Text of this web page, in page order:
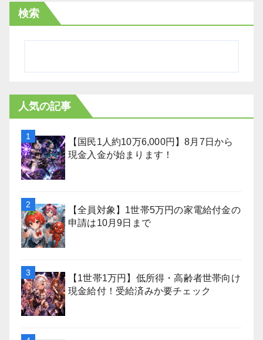
検索
人気の記事
【国民1人約10万6,000円】8月7日から
現金入金が始まります！
【全員対象】1世帯5万円の家電給付金の
申請は10月9日まで
【1世帯1万円】低所得・高齢者世帯向け
現金給付！受給済みか要チェック